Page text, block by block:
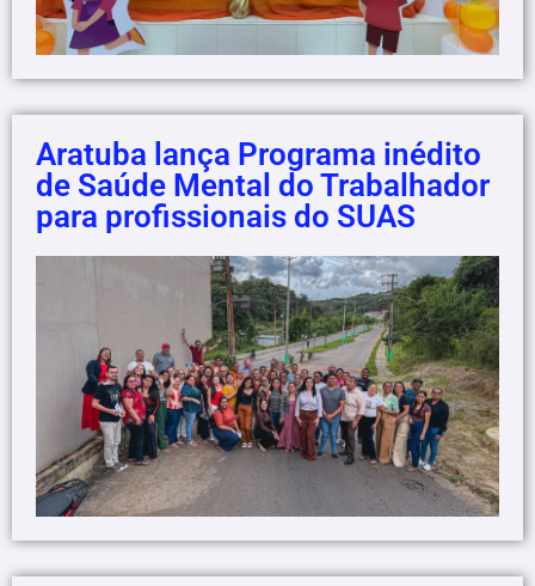
Aratuba lança Programa inédito
de Saúde Mental do Trabalhador
para profissionais do SUAS